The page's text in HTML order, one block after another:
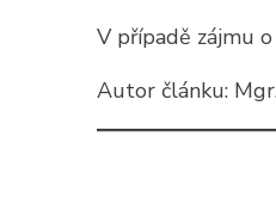
V případě zájmu
Autor článku: